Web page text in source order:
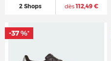
2 Shops dès112,49 €
-37 %*